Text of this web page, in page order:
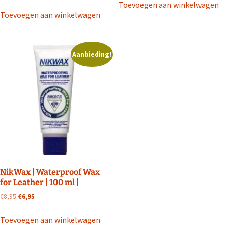
€13,50.
Toevoegen aan winkelwagen
Toevoegen aan winkelwagen
Aanbieding!
NikWax | Waterproof Wax
for Leather | 100 ml |
€8,95Oorspronkelijke
€8,95.
€6,95
Toevoegen aan winkelwagen